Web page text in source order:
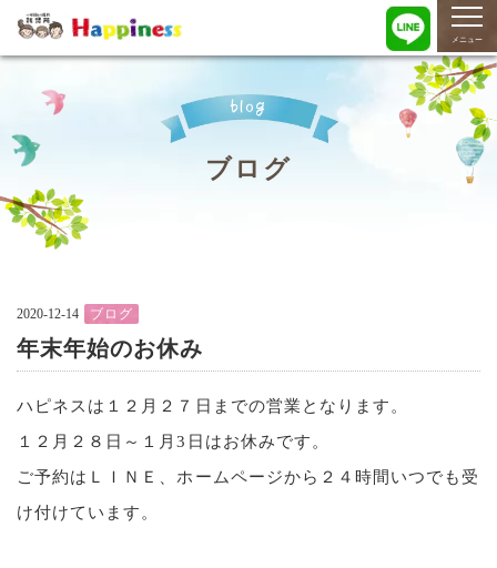
メニュー
blog
ブログ
2020-12-14 ブログ
年末年始のお休み
ハピネスは１２月２７日までの営業となります。
１２月２８日～１月3日はお休みです。
ご予約はＬＩＮＥ、ホームページから２４時間いつでも受
け付けています。